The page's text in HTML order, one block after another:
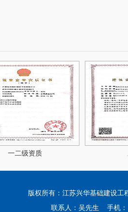
一二级资质
版权所有：江苏兴华基础建设
联系人：吴先生 手机